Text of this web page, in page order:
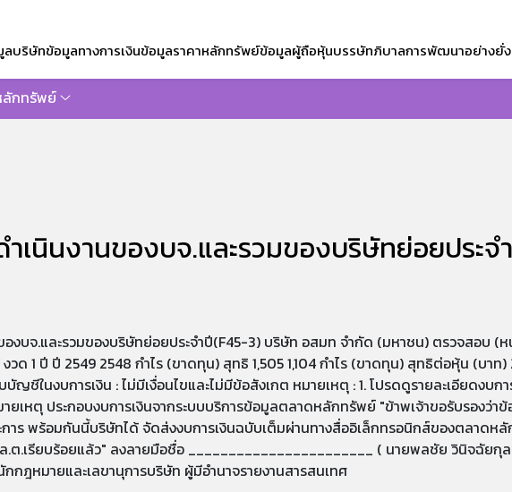
บไซต์
ลบริษัทข้อมูลทางการเงินข้อมูลราคาหลักทรัพย์ข้อมูลผู้ถือหุ้นบรรษัทภิบาลการพัฒนาอย่างยั่
ลักทรัพย์
เนินงานของบจ.และรวมของบริษัทย่อยประจ
องบจ.และรวมของบริษัทย่อยประจำปี(F45-3) บริษัท อสมท จำกัด (มหาชน) ตรวจสอบ (
ด 1 ปี ปี 2549 2548 กำไร (ขาดทุน) สุทธิ 1,505 1,104 กำไร (ขาดทุน) สุทธิต่อหุ้น (บาท)
ญชีในงบการเงิน : ไม่มีเงื่อนไขและไม่มีข้อสังเกต หมายเหตุ : 1. โปรดดูรายละเอียดงบกา
เหตุ ประกอบงบการเงินจากระบบบริการข้อมูลตลาดหลักทรัพย์ "ข้าพเจ้าขอรับรองว่าข้
าร พร้อมกันนี้บริษัทได้ จัดส่งงบการเงินฉบับเต็มผ่านทางสื่ออิเล็กทรอนิกส์ของตลาดห
.ต.เรียบร้อยแล้ว" ลงลายมือชื่อ _______________________ ( นายพลชัย วินิจฉัยกุ
กฎหมายและเลขานุการบริษัท ผู้มีอำนาจรายงานสารสนเทศ